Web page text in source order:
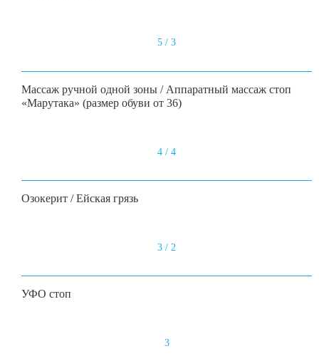
5 / 3
Массаж ручной одной зоны / Аппаратный массаж стоп
«Марутака» (размер обуви от 36)
4 / 4
Озокерит / Ейская грязь
3 / 2
УФО стоп
3